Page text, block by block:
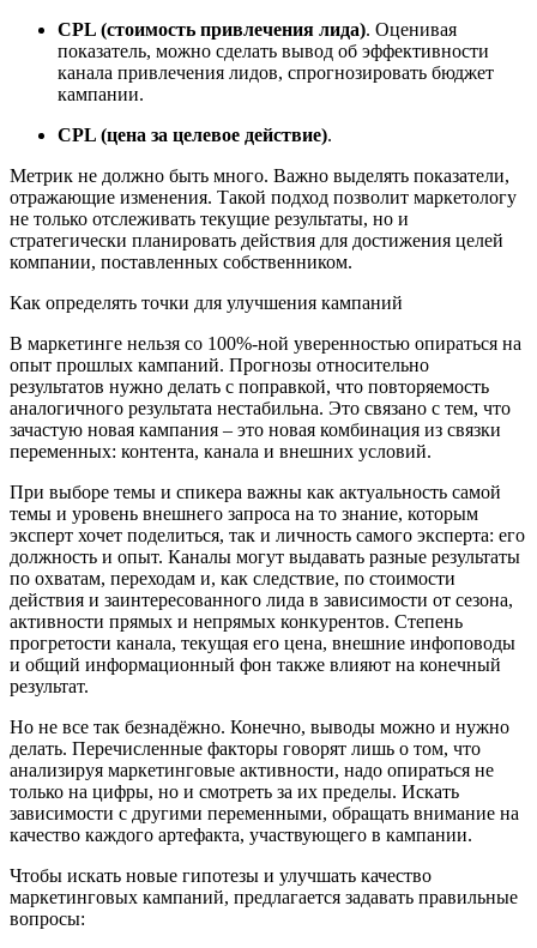
CPL (стоимость привлечения лида). Оценивая
показатель, можно сделать вывод об эффективности
канала привлечения лидов, спрогнозировать бюджет
кампании.
CPL (цена за целевое действие).
Метрик не должно быть много. Важно выделять показатели,
отражающие изменения. Такой подход позволит маркетологу
не только отслеживать текущие результаты, но и
стратегически планировать действия для достижения целей
компании, поставленных собственником.
Как определять точки для улучшения кампаний
В маркетинге нельзя со 100%-ной уверенностью опираться на
опыт прошлых кампаний. Прогнозы относительно
результатов нужно делать с поправкой, что повторяемость
аналогичного результата нестабильна. Это связано с тем, что
зачастую новая кампания – это новая комбинация из связки
переменных: контента, канала и внешних условий.
При выборе темы и спикера важны как актуальность самой
темы и уровень внешнего запроса на то знание, которым
эксперт хочет поделиться, так и личность самого эксперта: его
должность и опыт. Каналы могут выдавать разные результаты
по охватам, переходам и, как следствие, по стоимости
действия и заинтересованного лида в зависимости от сезона,
активности прямых и непрямых конкурентов. Степень
прогретости канала, текущая его цена, внешние инфоповоды
и общий информационный фон также влияют на конечный
результат.
Но не все так безнадёжно. Конечно, выводы можно и нужно
делать. Перечисленные факторы говорят лишь о том, что
анализируя маркетинговые активности, надо опираться не
только на цифры, но и смотреть за их пределы. Искать
зависимости с другими переменными, обращать внимание на
качество каждого артефакта, участвующего в кампании.
Чтобы искать новые гипотезы и улучшать качество
маркетинговых кампаний, предлагается задавать правильные
вопросы: